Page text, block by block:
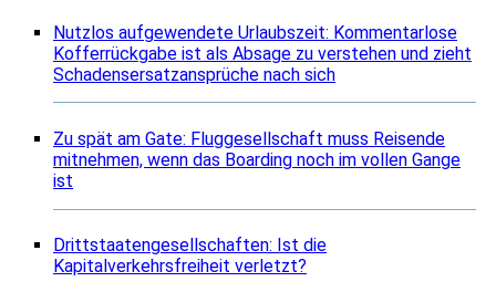
Nutzlos aufgewendete Urlaubszeit: Kommentarlose
Kofferrückgabe ist als Absage zu verstehen und zieht
Schadensersatzansprüche nach sich
Zu spät am Gate: Fluggesellschaft muss Reisende
mitnehmen, wenn das Boarding noch im vollen Gange
ist
Drittstaatengesellschaften: Ist die
Kapitalverkehrsfreiheit verletzt?